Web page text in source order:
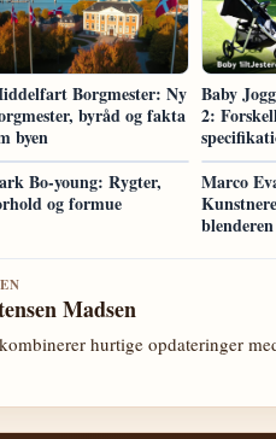
Borgmester: Ny
byråd og fakta
byen
Baby
2:
Bo-young: Rygter,
og formue
Marco
Madsen
hurtige opdateringer